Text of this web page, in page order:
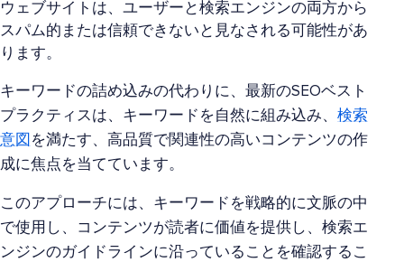
ウェブサイトは、ユーザーと検索エンジンの両方から
スパム的または信頼できないと見なされる可能性があ
ります。
キーワードの詰め込みの代わりに、最新のSEOベスト
プラクティスは、キーワードを自然に組み込み、 検索
意図 を満たす、高品質で関連性の高いコンテンツの作
成に焦点を当てています。
このアプローチには、キーワードを戦略的に文脈の中
で使用し、コンテンツが読者に価値を提供し、検索エ
ンジンのガイドラインに沿っていることを確認するこ